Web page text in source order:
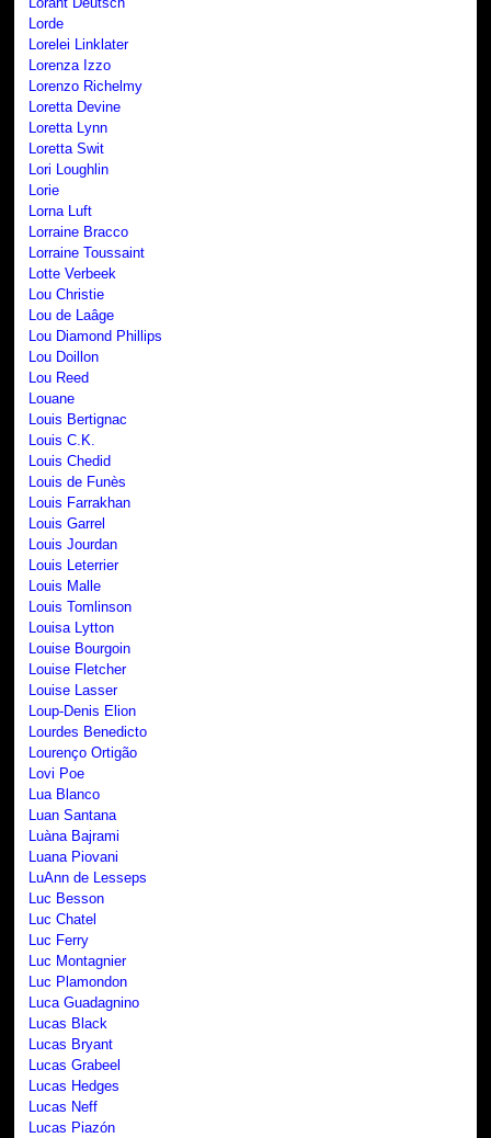
Lorde
Lorelei Linklater
Lorenza Izzo
Lorenzo Richelmy
Loretta Devine
Loretta Lynn
Loretta Swit
Lori Loughlin
Lorie
Lorna Luft
Lorraine Bracco
Lorraine Toussaint
Lotte Verbeek
Lou Christie
Lou de Laâge
Lou Diamond Phillips
Lou Doillon
Lou Reed
Louane
Louis Bertignac
Louis C.K.
Louis Chedid
Louis de Funès
Louis Farrakhan
Louis Garrel
Louis Jourdan
Louis Leterrier
Louis Malle
Louis Tomlinson
Louisa Lytton
Louise Bourgoin
Louise Fletcher
Louise Lasser
Loup-Denis Elion
Lourdes Benedicto
Lourenço Ortigão
Lovi Poe
Lua Blanco
Luan Santana
Luàna Bajrami
Luana Piovani
LuAnn de Lesseps
Luc Besson
Luc Chatel
Luc Ferry
Luc Montagnier
Luc Plamondon
Luca Guadagnino
Lucas Black
Lucas Bryant
Lucas Grabeel
Lucas Hedges
Lucas Neff
Lucas Piazón